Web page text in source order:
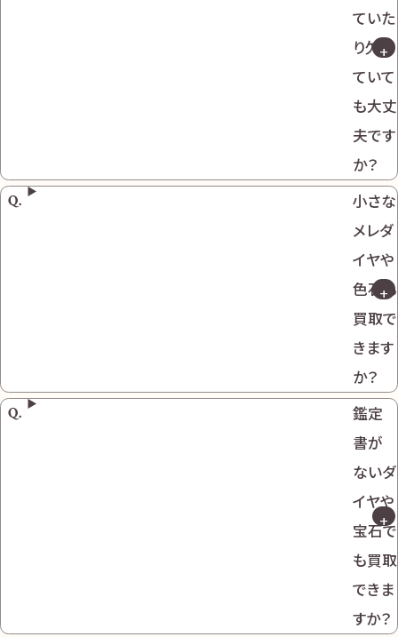
ていた
り欠け
ていて
も大丈
夫です
か？
小さな
メレダ
イヤや
色石も
買取で
きます
か？
鑑定
書が
ないダ
イヤや
宝石で
も買取
できま
すか？